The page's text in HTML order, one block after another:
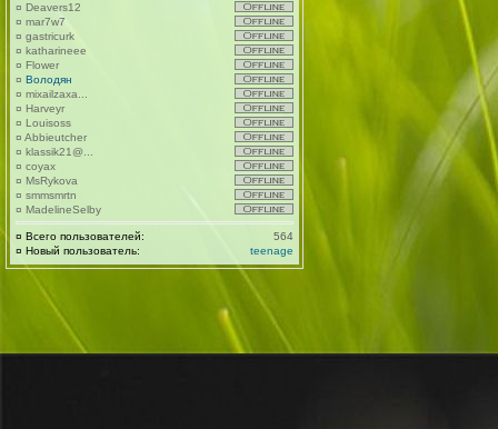
¤ Deavers12
¤ mar7w7
¤ gastricurk
¤ katharineee
¤ Flower
¤ Володян
¤ mixailzaxa...
¤ Harveyr
¤ Louisoss
¤ Abbieutcher
¤ klassik21@...
¤ coyax
¤ MsRykova
¤ smmsmrtn
¤ MadelineSelby
¤ Всего пользователей:
564
¤ Новый пользователь: teenage